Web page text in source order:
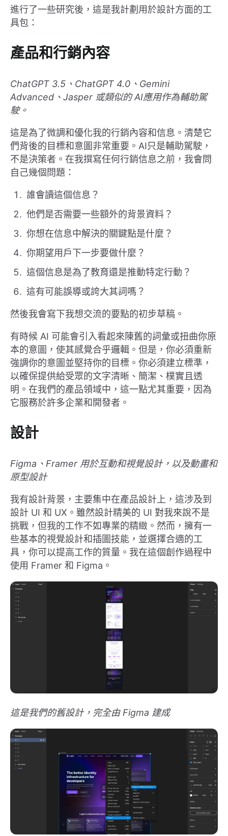
進行了一些研究後，這是我計劃用於設計方面的工
具包：
產品和行銷內容
ChatGPT 3.5、ChatGPT 4.0、Gemini
Advanced、Jasper 或類似的 AI應用作為輔助駕
駛。
這是為了微調和優化我的行銷內容和信息。清楚它
們背後的目標和意圖非常重要。AI只是輔助駕駛，
不是決策者。在我撰寫任何行銷信息之前，我會問
自己幾個問題：
誰會讀這個信息？
他們是否需要一些額外的背景資料？
你想在信息中解決的關鍵點是什麼？
你期望用戶下一步要做什麼？
這個信息是為了教育還是推動特定行動？
這有可能誤導或誇大其詞嗎？
然後我會寫下我想交流的要點的初步草稿。
有時候 AI 可能會引入看起來陳舊的詞彙或扭曲你原
本的意圖，使其感覺合乎邏輯。但是，你必須重新
強調你的意圖並堅持你的目標。你必須建立標準，
以確保提供給受眾的文字清晰、簡潔、樸實且透
明。在我們的產品領域中，這一點尤其重要，因為
它服務於許多企業和開發者。
設計
Figma、Framer 用於互動和視覺設計，以及動畫和
原型設計
我有設計背景，主要集中在產品設計上，這涉及到
設計 UI 和 UX。雖然設計精美的 UI 對我來說不是
挑戰，但我的工作不如專業的精緻。然而，擁有一
些基本的視覺設計和插圖技能，並選擇合適的工
具，你可以提高工作的質量。我在這個創作過程中
使用 Framer 和 Figma。
這是我們的舊設計，完全由 Figma 建成